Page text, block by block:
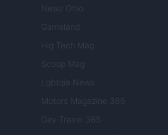
Newz Ohio
Gameland
Hig Tech Mag
Scoop Mag
Lgbtqia News
Motors Magazine 365
Day Travel 365